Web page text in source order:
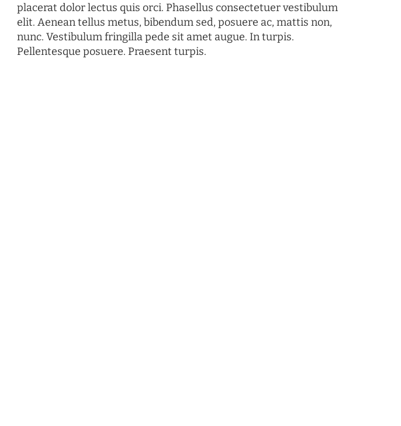
placerat dolor lectus quis orci. Phasellus consectetuer vestibulum
elit. Aenean tellus metus, bibendum sed, posuere ac, mattis non,
nunc. Vestibulum fringilla pede sit amet augue. In turpis.
Pellentesque posuere. Praesent turpis.